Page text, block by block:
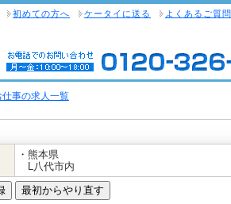
初めての方へ ケータイに送る よくあるご質問
事の求人一覧
・熊本県
L八代市内